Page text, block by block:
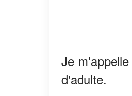
Je
d'adulte.